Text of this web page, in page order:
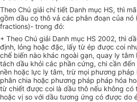
Theo Chú giải chí tiết Danh mục HS, thì
gồm dầu cọ thô vả các phân đoạn của nó
fractions)- trong đó:
+ Theo Chú giải Danh mục HS 2002, thì
định, lỏng hoặc đặc, lấy từ ép được coi
chế biến nào khác ngoài gạn, quay ly
tách dầu khỏi các phần cứng, chi cần
nền hoặc lực ly tâm, trừ mọi phương
phân chia hoặc phương pháp pháp hóa
từ chiết được coi là dầu thô nếu không có
hoặc vị so với dầu tương ứng có được do